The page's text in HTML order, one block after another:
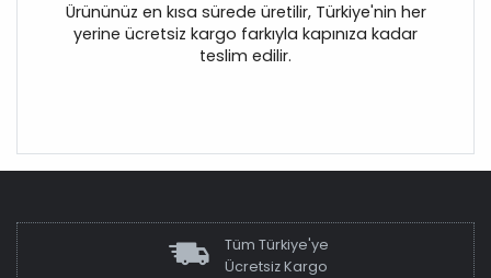
Ürününüz en kısa sürede üretilir, Türkiye'nin her
yerine ücretsiz kargo farkıyla kapınıza kadar
teslim edilir.
Tüm Türkiye'ye
Ücretsiz Kargo